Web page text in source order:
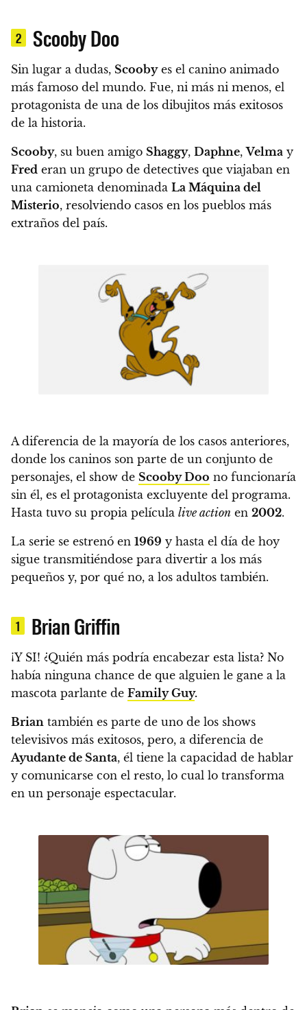
2 Scooby Doo
Sin lugar a dudas, Scoobyes el canino animado
más famoso del mundo. Fue, ni más ni menos, el
protagonista de una de los dibujitos más exitosos
de la historia.
Scooby, su buen amigo Shaggy, Daphne,Velma y
Fred eran un grupo de detectives que viajaban en
una camioneta denominada La Máquina del
Misterio, resolviendo casos en los pueblos más
extraños del país.
A diferencia de la mayoría de los casos anteriores,
donde los caninos son parte de un conjunto de
personajes, el show de Scooby Doo no funcionaría
sin él, es el protagonista excluyente del programa.
Hasta tuvo su propia película live action en 2002.
La serie se estrenó en 1969 y hasta el día de hoy
sigue transmitiéndose para divertir a los más
pequeños y, por qué no, a los adultos también.
1 Brian Griffin
¡Y SI! ¿Quién más podría encabezar esta lista? No
había ninguna chance de que alguien le gane a la
mascota parlante de Family Guy.
Brian también es parte de uno de los shows
televisivos más exitosos, pero, a diferencia de
Ayudante de Santa, él tiene la capacidad de hablar
y comunicarse con el resto, lo cual lo transforma
en un personaje espectacular.